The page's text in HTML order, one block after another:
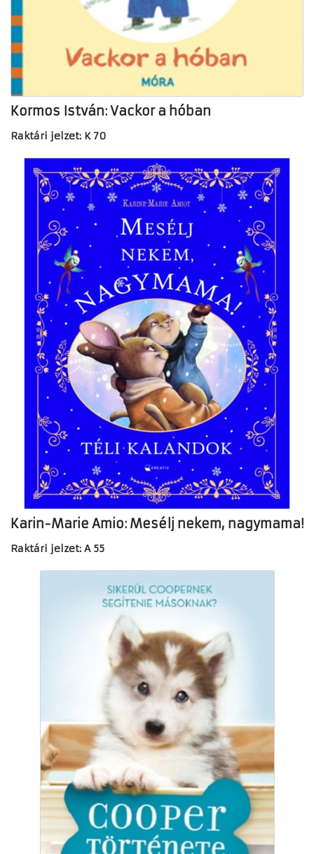
Kormos István: Vackor a hóban
Raktári jelzet: K 70
Karin-Marie Amio: Mesélj nekem, nagymama!
Raktári jelzet: A 55